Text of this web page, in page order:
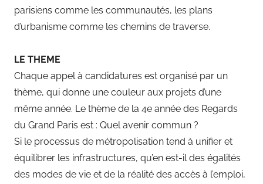
parisiens comme les communautés, les plans
d’urbanisme comme les chemins de traverse.
LE THEME
Chaque appel à candidatures est organisé par un
thème, qui donne une couleur aux projets d’une
même année. Le thème de la 4e année des Regards
du Grand Paris est : Quel avenir commun ?
Si le processus de métropolisation tend à unifier et
équilibrer les infrastructures, qu’en est-il des égalités
des modes de vie et de la réalité des accès à l’emploi,